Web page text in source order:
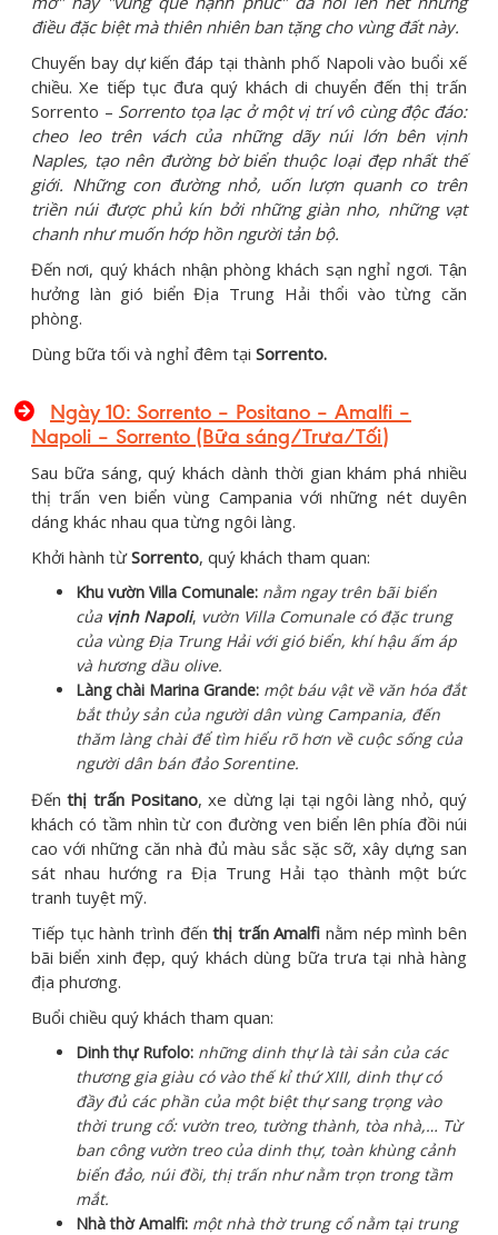
điều đặc biệt mà thiên nhiên ban tặng cho vùng đất này.
Chuyến bay dự kiến đáp tại thành phố Napoli vào buổi xế
chiều. Xe tiếp tục đưa quý khách di chuyển đến thị trấn
Sorrento – Sorrento tọa lạc ở một vị trí vô cùng độc đáo:
cheo leo trên vách của những dãy núi lớn bên vịnh
Naples, tạo nên đường bờ biển thuộc loại đẹp nhất thế
giới. Những con đường nhỏ, uốn lượn quanh co trên
triền núi được phủ kín bởi những giàn nho, những vạt
chanh như muốn hớp hồn người tản bộ.
Đến nơi, quý khách nhận phòng khách sạn nghỉ ngơi. Tận
hưởng làn gió biển Địa Trung Hải thổi vào từng căn
phòng.
Dùng bữa tối và nghỉ đêm tại Sorrento.
Ngày 10: Sorrento – Positano – Amalfi –
Napoli – Sorrento (Bữa sáng/Trưa/Tối)
Sau bữa sáng, quý khách dành thời gian khám phá nhiều
thị trấn ven biển vùng Campania với những nét duyên
dáng khác nhau qua từng ngôi làng.
Khởi hành từSorrento, quý khách tham quan:
Khu vườn Villa Comunale: nằm ngay trên bãi biển
của vịnh Napoli, vườn Villa Comunale có đặc trung
của vùng Địa Trung Hải với gió biển, khí hậu ấm áp
và hương dầu olive.
Làng chài Marina Grande: một báu vật về văn hóa đắt
bắt thủy sản của người dân vùng Campania, đến
thăm làng chài để tìm hiểu rõ hơn về cuộc sống của
người dân bán đảo Sorentine.
Đếnthị trấn Positano, xe dừng lại tại ngôi làng nhỏ, quý
khách có tầm nhìn từ con đường ven biển lên phía đồi núi
cao với những căn nhà đủ màu sắc sặc sỡ, xây dựng san
sát nhau hướng ra Địa Trung Hải tạo thành một bức
tranh tuyệt mỹ.
Tiếp tục hành trình đến thị trấn Amalfinằm nép mình bên
bãi biển xinh đẹp, quý khách dùng bữa trưa tại nhà hàng
địa phương.
Buổi chiều quý khách tham quan:
Dinh thự Rufolo: những dinh thự là tài sản của các
thương gia giàu có vào thế kỉ thứ XIII, dinh thự có
đầy đủ các phần của một biệt thự sang trọng vào
thời trung cổ: vườn treo, tường thành, tòa nhà,… Từ
ban công vườn treo của dinh thự, toàn khùng cảnh
biển đảo, núi đồi, thị trấn như nằm trọn trong tầm
mắt.
Nhà thờ Amalfi: một nhà thờ trung cổ nằm tại trung